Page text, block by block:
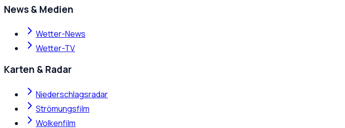
News & Medien
Wetter-News
Wetter-TV
Karten & Radar
Niederschlagsradar
Strömungsfilm
Wolkenfilm